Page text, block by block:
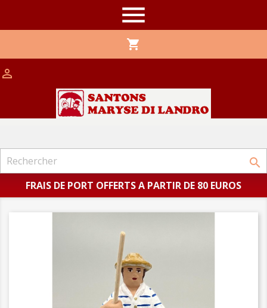

shopping_cart


FRAIS DE PORT OFFERTS A PARTIR DE 80 EUROS